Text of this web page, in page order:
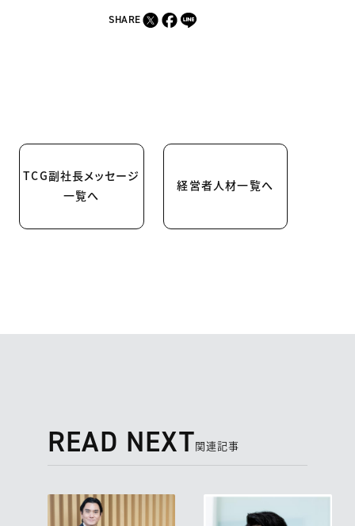
SHARE
TCG副社長メッセージ
一覧へ
経営者人材一覧へ
READ NEXT関連記事